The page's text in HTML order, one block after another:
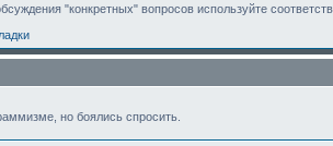
"конкретных" вопросов используйте
но боялись спросить.